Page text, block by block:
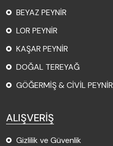
BEYAZ PEYNİR
LOR PEYNİR
KAŞAR PEYNİR
DOĞAL TEREYAĞ
GÖĞERMİŞ & CİVİL PEYNİR
ALIŞVERİŞ
Gizlilik ve Güvenlik